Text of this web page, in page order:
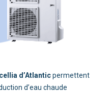
d’Atlantic